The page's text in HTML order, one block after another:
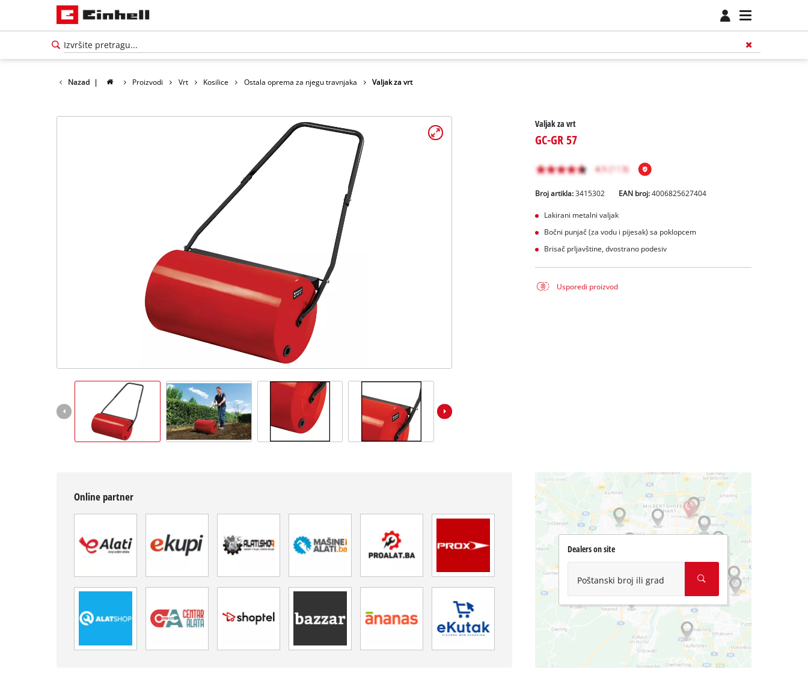
Nazad | Proizvodi Vrt Kosilice Ostala oprema za njegu travnjaka Valjak za vrt
Valjak za vrt
GC-GR 57
Broj artikla: 3415302 EAN broj:4006825627404
Lakirani metalni valjak
Bočni punjač (za vodu i pijesak) sa poklopcem
Brisač prljavštine, dvostrano podesiv
Usporedi proizvod
Online partner
Dealers on site
Poštanski broj ili grad